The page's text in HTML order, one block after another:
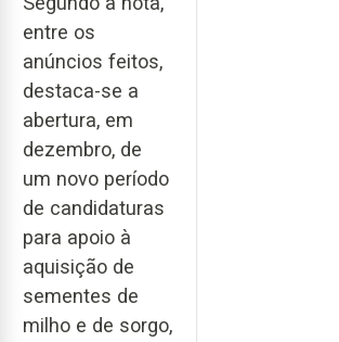
entre os
anúncios feitos,
destaca-se a
abertura, em
dezembro, de
um novo período
de candidaturas
para apoio à
aquisição de
sementes de
milho e de sorgo,